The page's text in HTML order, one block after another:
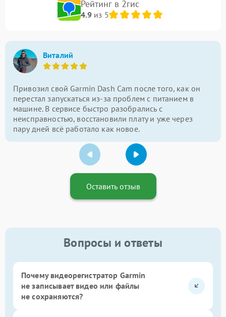
Рейтинг в 2гис
4.9из 5
Виталий
Привозил свой Garmin Dash Cam после того, как он
перестал запускаться из-за проблем с питанием в
машине. В сервисе быстро разобрались с
неисправностью, восстановили плату и уже через
пару дней всё работало как новое.
Оставить отзыв
Вопросы и ответы
Почему видеорегистратор Garmin
не записывает видео или файлы
не сохраняются?